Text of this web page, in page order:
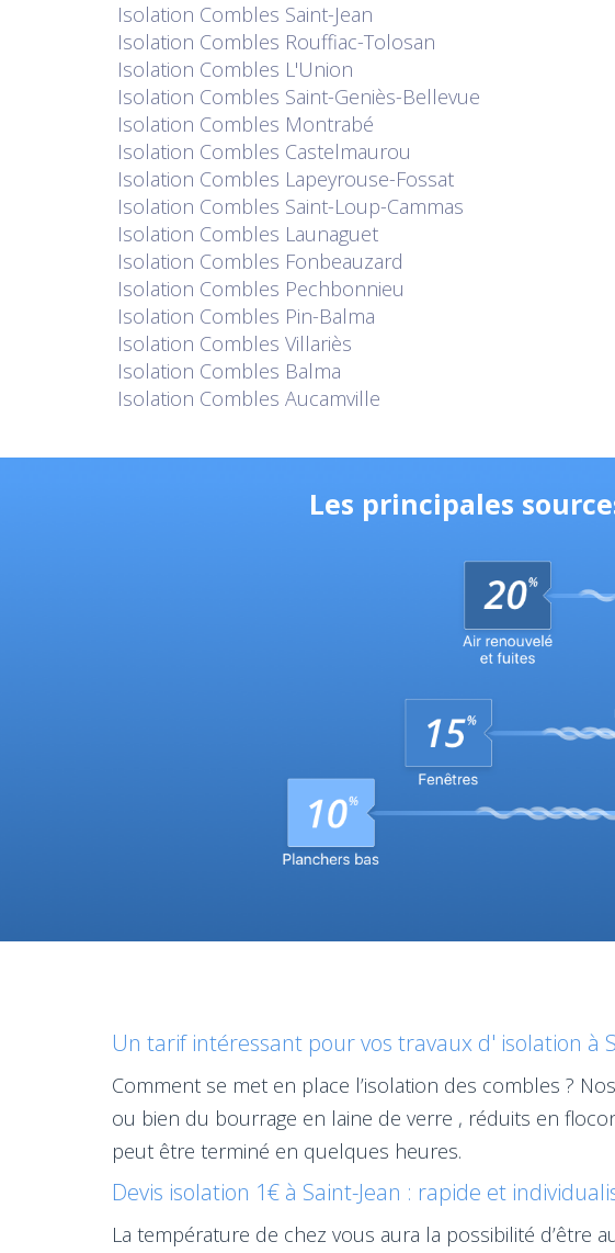
Isolation Combles Saint-Jean
Isolation Combles Rouffiac-Tolosan
Isolation Combles L'Union
Isolation Combles Saint-Geniès-Bellevue
Isolation Combles Montrabé
Isolation Combles Castelmaurou
Isolation Combles Lapeyrouse-Fossat
Isolation Combles Saint-Loup-Cammas
Isolation Combles Launaguet
Isolation Combles Fonbeauzard
Isolation Combles Pechbonnieu
Isolation Combles Pin-Balma
Isolation Combles Villariès
Isolation Combles Balma
Isolation Combles Aucamville
Les principales
Un tarif intéressant pour vos travaux d' isolation à
Comment se met en place l’isolation des combles ?
ou bien du bourrage en laine de verre , réduits en
peut être terminé en quelques heures.
Devis isolation 1€ à Saint-Jean : rapide et
La température de chez vous aura la possibilité d’être